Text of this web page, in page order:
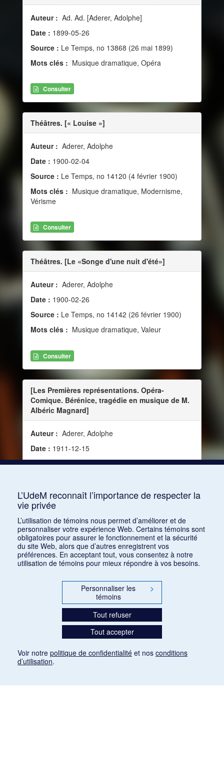
Auteur : Ad. Ad. [Aderer, Adolphe]
Date : 1899-05-26
Source : Le Temps, no 13868 (26 mai 1899)
Mots clés : Musique dramatique, Opéra
Consulter
Théâtres. [« Louise »]
Auteur : Aderer, Adolphe
Date : 1900-02-04
Source : Le Temps, no 14120 (4 février 1900)
Mots clés : Musique dramatique, Modernisme,
Vérisme
Consulter
Théâtres. [Le «Songe d'une nuit d'été»]
Auteur : Aderer, Adolphe
Date : 1900-02-26
Source : Le Temps, no 14142 (26 février 1900)
Mots clés : Musique dramatique, Valeur
Consulter
[Les Premières représentations. Opéra-
Comique. Bérénice, tragédie en musique de M.
Albéric Magnard]
Auteur : Aderer, Adolphe
Date : 1911-12-15
Source :Le Petit Parisien, vol. 36, no 12830 (15
L’UdeM reconnaît l’importance de respecter la
vie privée
L’utilisation de témoins nous permet d’améliorer et de
personnaliser votre expérience Web. Certains témoins sont
obligatoires pour assurer le fonctionnement et la sécurité
du site Web, alors que d’autres enregistrent vos
préférences. En acceptant tout, vous consentez à notre
utilisation de témoins pour mieux répondre à vos besoins.
Personnaliser les
témoins
>
Tout refuser
Tout accepter
Voir notre politique de confidentialité et nos conditions
d’utilisation.